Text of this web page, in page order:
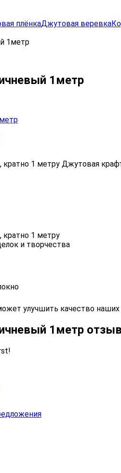
плёнкаДжутовая веревка
1метр
1метр
кратно 1 метру Джутовая
кратно 1 метру
и творчества
улучшить качество наших
1метр